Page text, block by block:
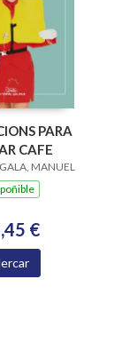
PARA
CAFE
MANUEL
€